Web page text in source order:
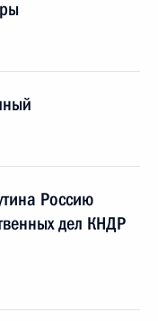
Россию
дел КНДР